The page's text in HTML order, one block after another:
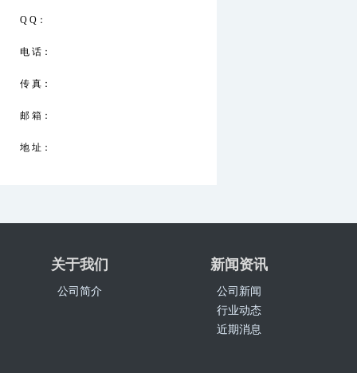
Q Q：
电 话：
传 真：
邮 箱：
地 址：
关于我们
公司简介
新闻资讯
公司新闻
行业动态
近期消息